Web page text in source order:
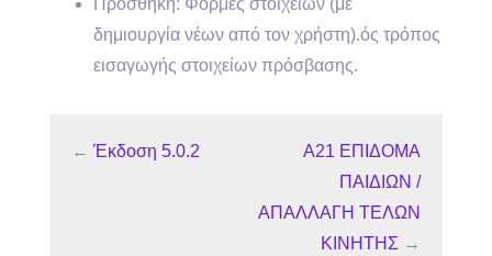
Προσθήκη: Φόρμες στοιχείων (με
δημιουργία νέων από τον χρήστη).ός τρόπος
εισαγωγής στοιχείων πρόσβασης.
← Έκδοση 5.0.2
Α21 ΕΠΙΔΟΜΑ
ΠΑΙΔΙΩΝ /
ΑΠΑΛΛΑΓΗ ΤΕΛΩΝ
ΚΙΝΗΤΗΣ →